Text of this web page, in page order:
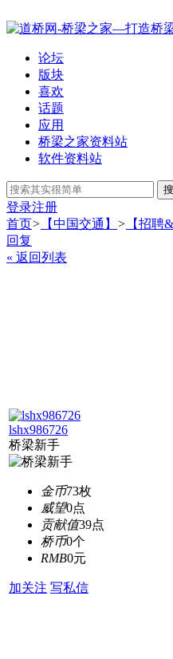
论坛
版块
喜欢
话题
应用
桥梁之家资料站
软件资料站
登录注册
首页> 【中国交通】 > 【招聘
回复
« 返回列表
lshx986726
桥梁新手
金币73枚
威望0点
贡献值39点
桥币0个
RMB0元
加关注 写私信